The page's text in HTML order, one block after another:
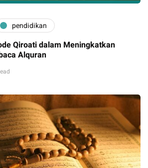
pendidikan
Qiroati dalam Meningkatkan
Alquran